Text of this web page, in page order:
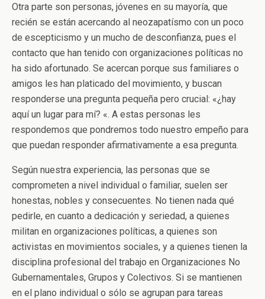
Otra parte son personas, jóvenes en su mayoría, que
recién se están acercando al neozapatísmo con un poco
de escepticismo y un mucho de desconfianza, pues el
contacto que han tenido con organizaciones políticas no
ha sido afortunado. Se acercan porque sus familiares o
amigos les han platicado del movimiento, y buscan
responderse una pregunta pequeña pero crucial: «¿hay
aquí un lugar para mí? «. A estas personas les
respondemos que pondremos todo nuestro empeño para
que puedan responder afirmativamente a esa pregunta.
Según nuestra experiencia, las personas que se
comprometen a nivel individual o familiar, suelen ser
honestas, nobles y consecuentes. No tienen nada qué
pedirle, en cuanto a dedicación y seriedad, a quienes
militan en organizaciones políticas, a quienes son
activistas en movimientos sociales, y a quienes tienen la
disciplina profesional del trabajo en Organizaciones No
Gubernamentales, Grupos y Colectivos. Si se mantienen
en el plano individual o sólo se agrupan para tareas